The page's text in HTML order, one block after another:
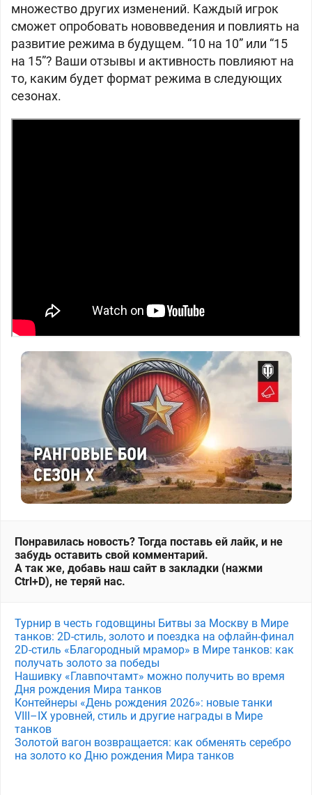
множество других изменений. Каждый игрок
сможет опробовать нововведения и повлиять на
развитие режима в будущем. “10 на 10” или “15
на 15”? Ваши отзывы и активность повлияют на
то, каким будет формат режима в следующих
сезонах.
Понравилась новость? Тогда поставь ей лайк, и не
забудь оставить свой комментарий.
А так же, добавь наш сайт в закладки (нажми
Ctrl+D), не теряй нас.
Турнир в честь годовщины Битвы за Москву в Мире
танков: 2D-стиль, золото и поездка на офлайн-финал
2D-стиль «Благородный мрамор» в Мире танков: как
получать золото за победы
Нашивку «Главпочтамт» можно получить во время
Дня рождения Мира танков
Контейнеры «День рождения 2026»: новые танки
VIII–IX уровней, стиль и другие награды в Мире
танков
Золотой вагон возвращается: как обменять серебро
на золото ко Дню рождения Мира танков